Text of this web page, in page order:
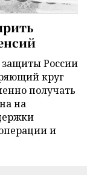
России
круг
получать
на
и